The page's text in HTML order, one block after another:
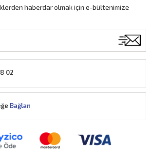
haberdar olmak için e-bültenimize
02
Bağlan